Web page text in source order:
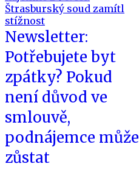
Štrasburský soud zamítl
stížnost
Newsletter:
Potřebujete byt
zpátky? Pokud
není důvod ve
smlouvě,
podnájemce může
zůstat